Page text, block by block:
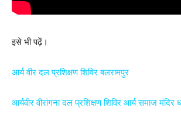
इसे भी पढ़ें।
आर्य वीर दल प्रशिक्षण शिविर बलरामपुर
आर्यवीर वीरांगना दल प्रशिक्षण शिविर आर्य समाज मंदिर